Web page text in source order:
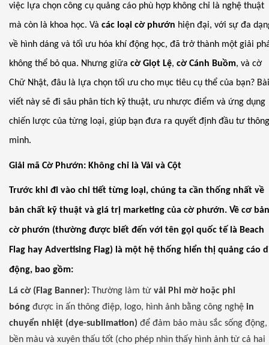
việc lựa chọn công cụ quảng cáo phù hợp không chỉ là nghệ thuật
mà còn là khoa học. Và các loại cờ phướn hiện đại, với sự đa
về hình dáng và tối ưu hóa khí động học, đã trở thành một giải
không thể bỏ qua. Nhưng giữa cờ Giọt Lệ, cờ Cánh Buồm, và cờ
Chữ Nhật, đâu là lựa chọn tối ưu cho mục tiêu cụ thể của bạn? Bài
viết này sẽ đi sâu phân tích kỹ thuật, ưu nhược điểm và ứng dụng
chiến lược của từng loại, giúp bạn đưa ra quyết định đầu tư thông
minh.
Giải mã Cờ Phướn: Không chỉ là Vải và Cột
Trước khi đi vào chi tiết từng loại, chúng ta cần thống nhất về
bản chất kỹ thuật và giá trị marketing của cờ phướn. Về cơ
cờ phướn (thường được biết đến với tên gọi quốc tế là Beach
Flag hay Advertising Flag) là một hệ thống hiển thị quảng cáo
động, bao gồm:
Lá cờ (Flag Banner): Thường làm từ vải Phi mờ hoặc phi
bóng được in ấn thông điệp, logo, hình ảnh bằng công nghệ in
chuyển nhiệt (dye-sublimation) để đảm bảo màu sắc sống động,
bền màu và xuyên thấu tốt (cho phép nhìn thấy hình ảnh từ cả hai